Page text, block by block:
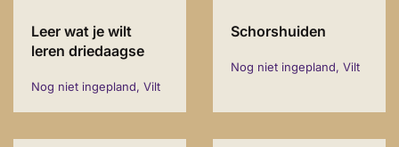
Leer wat je wilt
leren driedaagse
Nog niet ingepland, Vilt
Schorshuiden
Nog niet ingepland, Vilt